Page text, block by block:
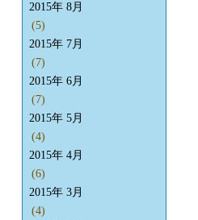
2015年 8月
(5)
2015年 7月
(7)
2015年 6月
(7)
2015年 5月
(4)
2015年 4月
(6)
2015年 3月
(4)